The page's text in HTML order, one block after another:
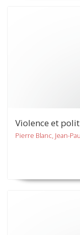
Violence et
Pierre Blanc, Jean-